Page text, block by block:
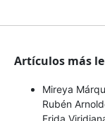
Artículos más
Mireya
Rubén
Frida